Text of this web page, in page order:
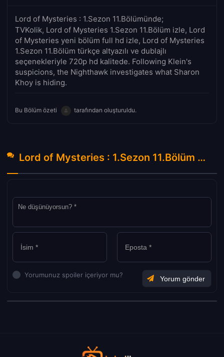
Lord of Mysteries : 1.Sezon 11.Bölümünde;
TVKolik, Lord of Mysteries 1.Sezon 11.Bölüm izle, Lord
of Mysteries yeni bölüm full hd izle, Lord of Mysteries
1.Sezon 11.Bölüm türkçe altyazılı ve dublajlı
seçenekleriyle 720p hd kalitede. Following Klein's
suspicions, the Nighthawk investigates what Sharon
Khoy is hiding.
Bu Bölüm özeti tarafından oluşturuldu.
Lord of Mysteries : 1.Sezon 11.Bölüm Hakkında Yorumlar
Yorumunuz spoiler içeriyor mu?